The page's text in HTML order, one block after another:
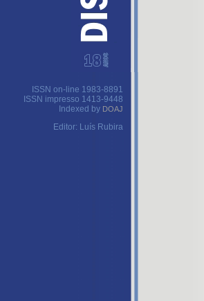
ISSN on-line 1983-8891
ISSN impresso 1413-9448
Indexed by DOAJ
Editor: Luís Rubira